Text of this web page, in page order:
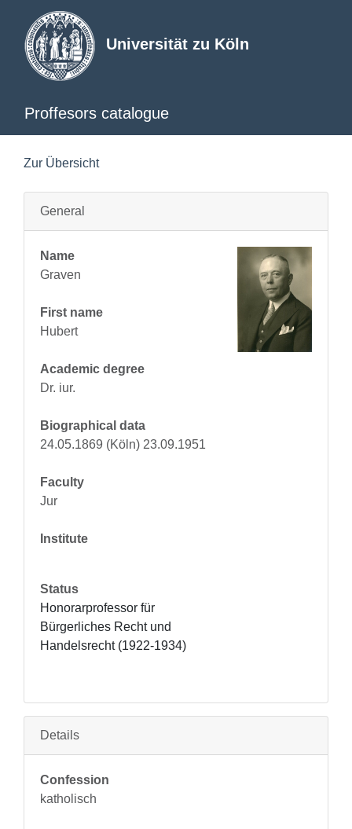
Universität zu Köln
Proffesors catalogue
Zur Übersicht
General
Name
Graven
First name
Hubert
Academic degree
Dr. iur.
Biographical data
24.05.1869 (Köln) 23.09.1951
Faculty
Jur
Institute
Status
Honorarprofessor für
Bürgerliches Recht und
Handelsrecht (1922-1934)
Details
Confession
katholisch